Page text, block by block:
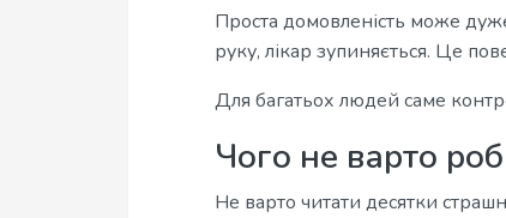
Проста домовленість може
руку, лікар зупиняється. Це
Для багатьох людей саме
Чого не варто
Не варто читати десятки